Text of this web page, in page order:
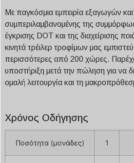
Με παγκόσμια εμπειρία εξαγωγών και
συμπεριλαμβανομένης της
έγκρισης DOT και της διαχείρισης
κινητά τρέιλερ τροφίμων μας
περισσότερες από 200 χώρες.
υποστήριξη μετά την πώληση για να
ομαλή λειτουργία και τη
Χρόνος Οδήγησης
Ποσότητα (μονάδες) 1